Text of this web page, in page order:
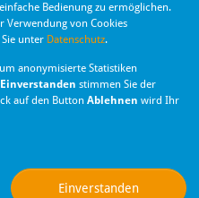
Monheim
Bedienung zu ermöglichen.
Verwendung von Cookies
unter Datenschutz.
anonymisierte Statistiken
Einverstanden stimmen Sie der
auf den Button Ablehnen wird Ihr
Einverstanden
KI-Chatbots. Mit dem Laden des
Datenschutzerklärung von Langdock
laden
(KI). KI-generierte Antworten
zur Nutzung finden Sie unter